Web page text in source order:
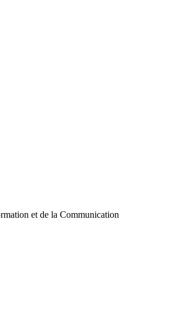
et de la Communication